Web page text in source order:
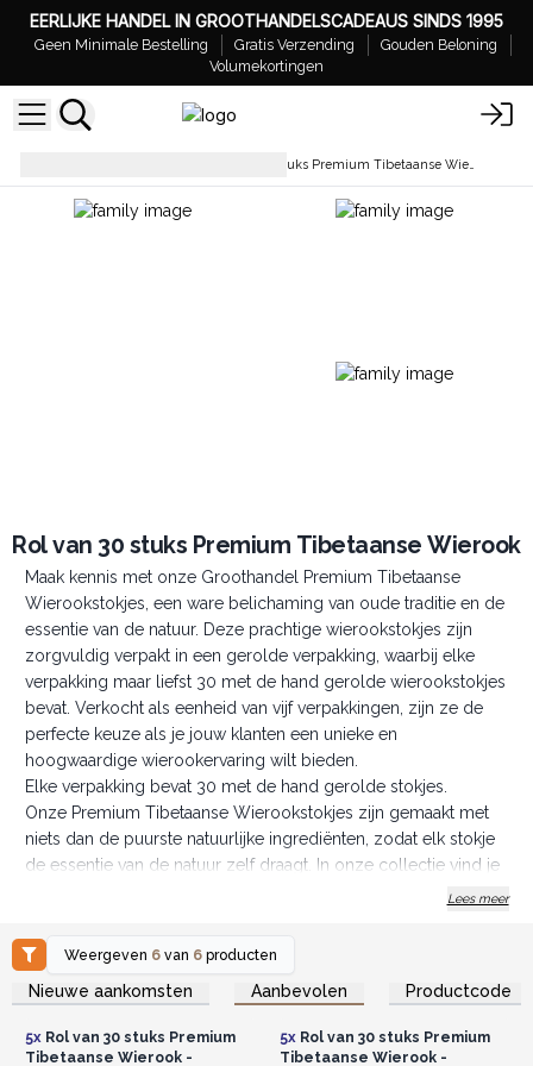
EERLIJKE HANDEL IN GROOTHANDELSCADEAUS SINDS 1995
Geen Minimale Bestelling Gratis Verzending
Gouden Beloning
Volumekortingen
Rol van 30 stuks Premium Tibetaanse Wierook
Rol van 30 stuks Premium Tibetaanse Wierook
Maak kennis met onze Groothandel Premium Tibetaanse
Wierookstokjes, een ware belichaming van oude traditie en de
essentie van de natuur. Deze prachtige wierookstokjes zijn
zorgvuldig verpakt in een gerolde verpakking, waarbij elke
verpakking maar liefst 30 met de hand gerolde wierookstokjes
bevat. Verkocht als eenheid van vijf verpakkingen, zijn ze de
perfecte keuze als je jouw klanten een unieke en
hoogwaardige wierookervaring wilt bieden.
Elke verpakking bevat 30 met de hand gerolde stokjes.
Onze Premium Tibetaanse Wierookstokjes zijn gemaakt met
niets dan de puurste natuurlijke ingrediënten, zodat elk stokje
de essentie van de natuur zelf draagt. In onze collectie vind je
zes verschillende geuren, die je elk meenemen op een andere
rustgevende omhelzing van Ontspanning, er is een
wierookstokje voor elke stemming en elk moment.
Transformeer een hoek van je winkel in een
Elk wierookstokje wordt zorgvuldig met de hand tot in de
Lees meer
Weergeven 6 van 6 producten
Nieuwe aankomsten Aanbevolen Productcode
Log in of registreer u voor
groothandelsprijzen.
5xRol van 30 stuks Premium
Tibetaanse Wierook -
Log in of registreer u voor
groothandelsprijzen.
5xRol van 30 stuks Premium
Tibetaanse Wierook -